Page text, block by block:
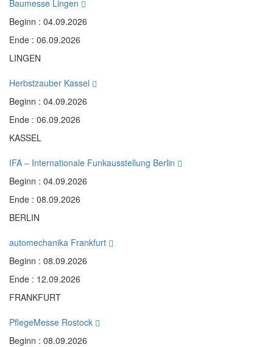
Baumesse Lingen
Beginn : 04.09.2026
Ende : 06.09.2026
LINGEN
Herbstzauber Kassel
Beginn : 04.09.2026
Ende : 06.09.2026
KASSEL
IFA – Internationale Funkausstellung Berlin
Beginn : 04.09.2026
Ende : 08.09.2026
BERLIN
automechanika Frankfurt
Beginn : 08.09.2026
Ende : 12.09.2026
FRANKFURT
PflegeMesse Rostock
Beginn : 08.09.2026